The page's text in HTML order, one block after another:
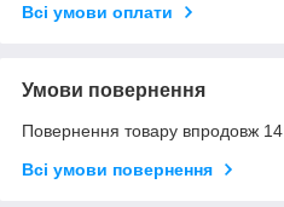
Всі умови оплати
Умови повернення
Повернення товару впродовж 14
Всі умови повернення